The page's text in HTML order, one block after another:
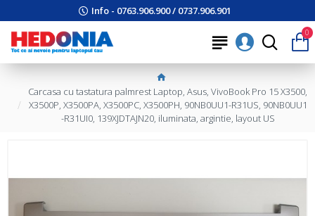
Info - 0763.906.900 / 0737.906.901
0
Carcasa cu tastatura palmrest Laptop, Asus, VivoBook Pro 15 X3500,
X3500P, X3500PA, X3500PC, X3500PH, 90NB0UU1-R31US, 90NB0UU1
-R31UI0, 139XJDTAJN20, iluminata, argintie, layout US